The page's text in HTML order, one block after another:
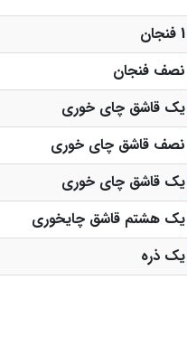
1 فنجان
نصف فنجان
یک قاشق چای خوری
نصف قاشق چای خوری
یک قاشق چای خوری
یک هشتم قاشق چایخوری
یک ذره